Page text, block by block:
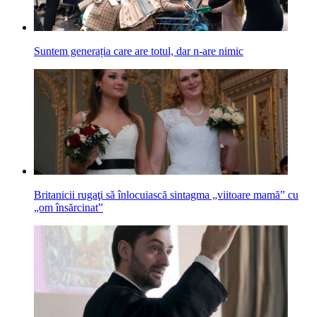
Suntem generația care are totul, dar n-are nimic
Britanicii rugaţi să înlocuiască sintagma „viitoare mamă” cu
„om însărcinat”